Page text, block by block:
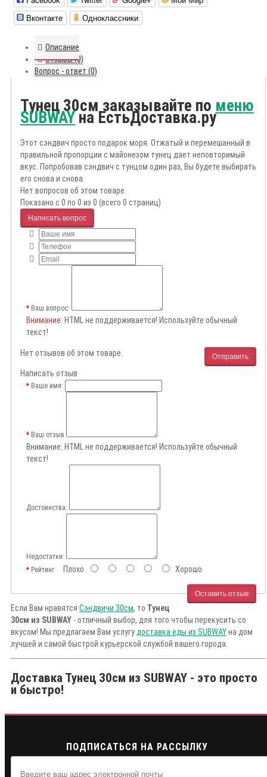
Вконтакте
Одноклассники
Описание
Отзывы (0)
Вопрос - ответ (0)
Тунец 30см заказывайте по меню
SUBWAYна ЕстьДоставка.ру
Этот сэндвич просто подарок моря. Отжатый и перемешанный в
правильной пропорции с майонезом тунец дает неповторимый
вкус. Попробовав сэндвич с тунцом один раз, Вы будете выбирать
его снова и снова.
Нет вопросов об этом товаре.
Показано с 0 по 0 из 0 (всего 0 страниц)
Написать вопрос
Ваш вопрос:
Внимание: HTML не поддерживается! Используйте обычный
текст!
Отправить
Нет отзывов об этом товаре.
Написать отзыв
Ваше имя:
Ваш отзыв
Внимание: HTML не поддерживается! Используйте обычный
текст!
Достоинства:
Недостатки:
РейтингПлохо Хорошо
Оставить отзыв
Если Вам нравятся Сэндвичи 30см, то Тунец
30см из SUBWAY - отличный выбор, для того чтобы перекусить со
вкусом! Мы предлагаем Вам услугу доставка еды из SUBWAYна дом
лучшей и самой быстрой курьерской службой вашего города.
Доставка Тунец 30см из SUBWAY - это просто
и быстро!
ПОДПИСАТЬСЯ НА РАССЫЛКУ